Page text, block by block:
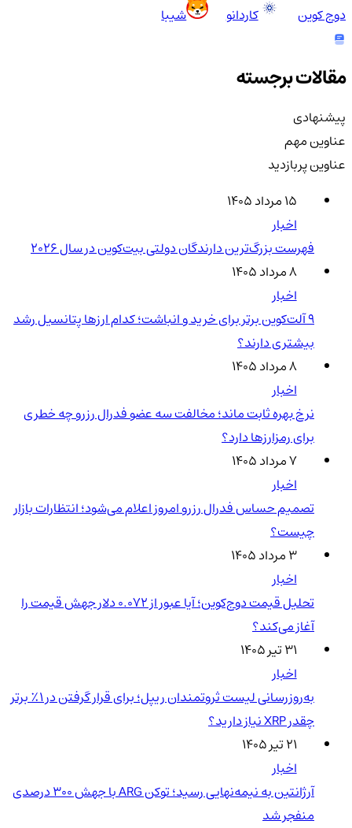
دوج کوین
کاردانو شیبا
مقالات برجسته
پیشنهادی
عناوین مهم
عناوین پربازدید
۱۵ مرداد ۱۴۰۵
اخبار
فهرست بزرگ‌ترین دارندگان دولتی بیت‌کوین در سال 2026
۸ مرداد ۱۴۰۵
اخبار
۹ آلت‌کوین برتر برای خرید و انباشت؛ کدام ارزها پتانسیل رشد
بیشتری دارند؟
۸ مرداد ۱۴۰۵
اخبار
نرخ بهره ثابت ماند؛ مخالفت سه عضو فدرال رزرو چه خطری
برای رمزارزها دارد؟
۷ مرداد ۱۴۰۵
اخبار
تصمیم حساس فدرال رزرو امروز اعلام می‌شود؛ انتظارات بازار
چیست؟
۳ مرداد ۱۴۰۵
اخبار
تحلیل قیمت دوج‌کوین؛ آیا عبور از ۰.۰۷۲ دلار جهش قیمت را
آغاز می‌کند؟
۳۱ تیر ۱۴۰۵
اخبار
به‌روزرسانی لیست ثروتمندان ریپل؛ برای قرار گرفتن در ۱٪ برتر
چقدر XRP نیاز دارید؟
۲۱ تیر ۱۴۰۵
اخبار
آرژانتین به نیمه‌نهایی رسید؛ توکن ARG با جهش ۳۰۰ درصدی
منفجر شد